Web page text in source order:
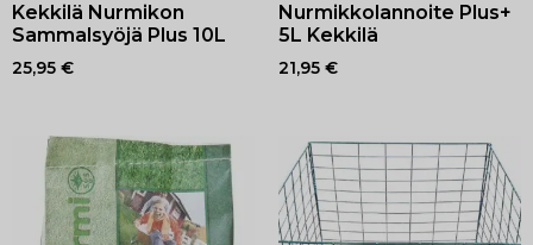
Kekkilä Nurmikon
Sammalsyöjä Plus 10L
25,95 €
Nurmikkolannoite Plus+
5L Kekkilä
21,95 €